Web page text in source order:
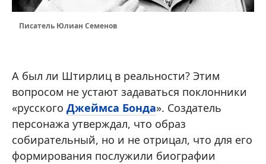
Писатель Юлиан Семенов
А был ли Штирлиц в реальности? Этим
вопросом не устают задаваться поклонники
«русского Джеймса Бонда». Создатель
персонажа утверждал, что образ
собирательный, но и не отрицал, что для его
формирования послужили биографии